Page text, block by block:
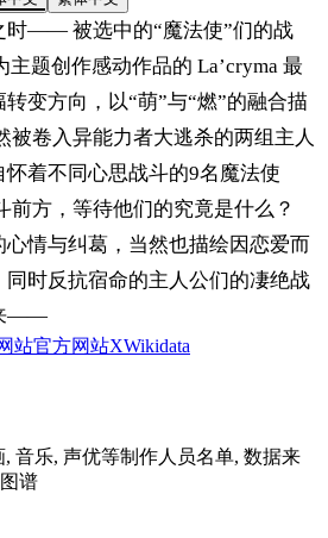
时—— 被选中的“魔法使”们的战
主题创作感动作品的 La’cryma 最
变方向，以“萌”与“燃”的融合描
被卷入异能力者大逃杀的两组主人
着不同心思战斗的9名魔法使
前方，等待他们的究竟是什么？
情与纠葛，当然也描绘因恋爱而
时反抗宿命的主人公们的凄绝战
——
站官方网站XWikidata
, 音乐, 声优等制作人员名单, 数据来
谱